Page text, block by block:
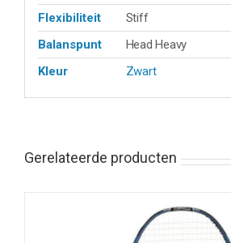
Flexibiliteit
Stiff
Balanspunt
Head Heavy
Kleur
Zwart
Gerelateerde producten